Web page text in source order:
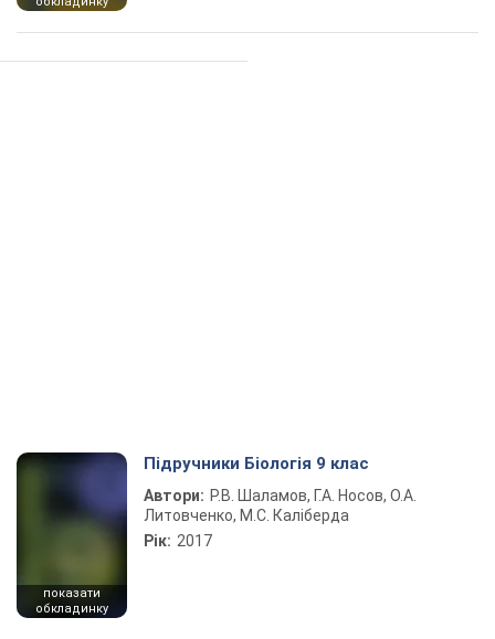
показати
обкладинку
Підручники Біологія 9 клас
Автори: Р.В. Шаламов, Г.А. Носов, О.А.
Литовченко, М.С. Каліберда
Рік: 2017